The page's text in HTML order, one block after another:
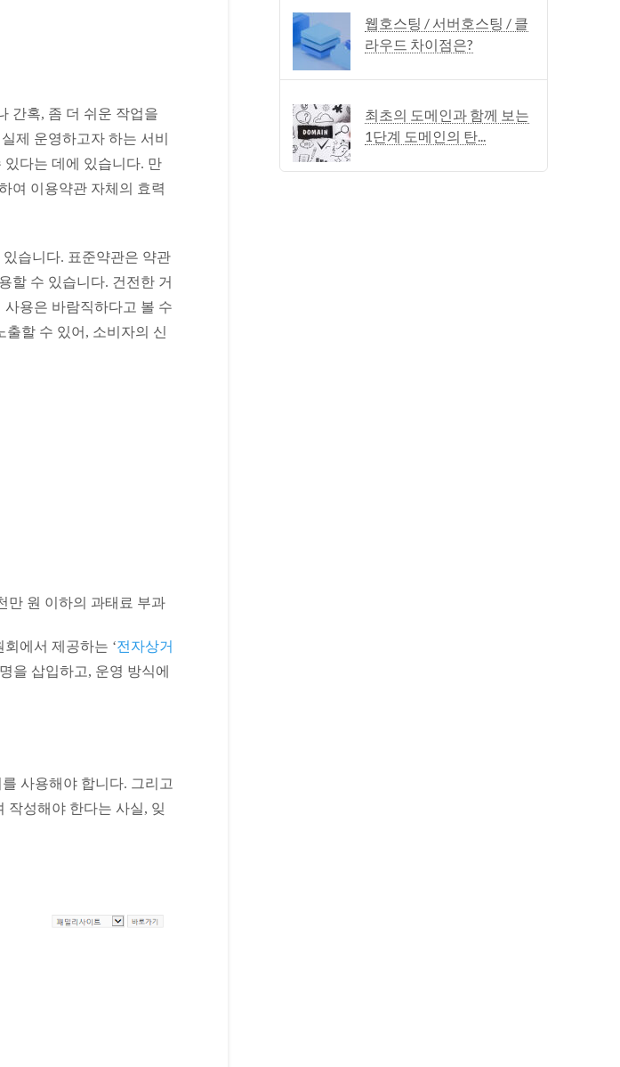
간혹, 좀 더 쉬운 작업을
제 운영하고자 하는 서비
다는 데에 있습니다. 만
여 이용약관 자체의 효력
습니다. 표준약관은 약관
할 수 있습니다. 건전한 거
용은 바람직하다고 볼 수
할 수 있어, 소비자의 신
만 원 이하의 과태료 부과
에서 제공하는 ‘전자상거
을 삽입하고, 운영 방식에
사용해야 합니다. 그리고
작성해야 한다는 사실, 잊
웹호스팅 / 서버호스팅 / 클
라우드 차이점은?
최초의 도메인과 함께 보는
1단계 도메인의 탄...